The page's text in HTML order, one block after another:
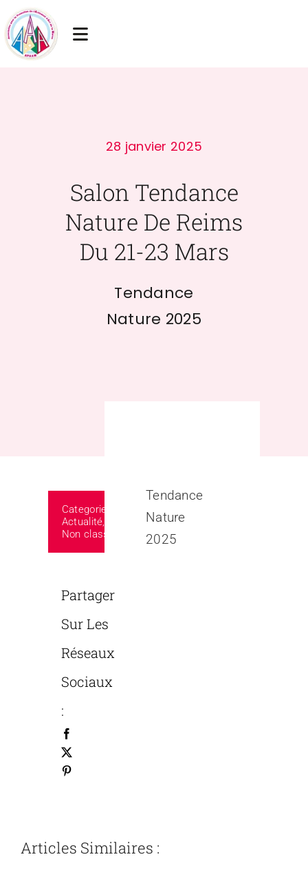
Passer
au
contenu
Toggle
Chambre des métiers
Demande d’adhésion
28 janvier 2025
Salon Tendance
Nature De Reims
Du 21-23 Mars
Tendance
Nature 2025
Categories:
Actualité,
Non classé
Partager
Sur Les
Réseaux
Sociaux
:
Tendance
Nature
2025
Articles Similaires :